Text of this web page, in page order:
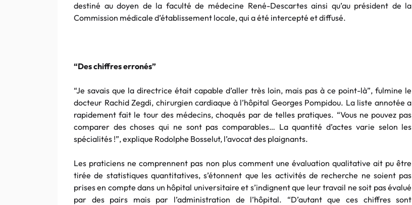
destiné au doyen de la faculté de médecine René-Descartes ainsi qu’au président de la
Commission médicale d’établissement locale, qui a été intercepté et diffusé.
“Des chiffres erronés”
“Je savais que la directrice était capable d’aller très loin, mais pas à ce point-là”, fulmine le
docteur Rachid Zegdi, chirurgien cardiaque à l’hôpital Georges Pompidou. La liste annotée a
rapidement fait le tour des médecins, choqués par de telles pratiques. “Vous ne pouvez pas
comparer des choses qui ne sont pas comparables… La quantité d’actes varie selon les
spécialités !”, explique Rodolphe Bosselut, l’avocat des plaignants.
Les praticiens ne comprennent pas non plus comment une évaluation qualitative ait pu être
tirée de statistiques quantitatives, s’étonnent que les activités de recherche ne soient pas
prises en compte dans un hôpital universitaire et s’indignent que leur travail ne soit pas évalué
par des pairs mais par l’administration de l’hôpital. “D’autant que ces chiffres sont